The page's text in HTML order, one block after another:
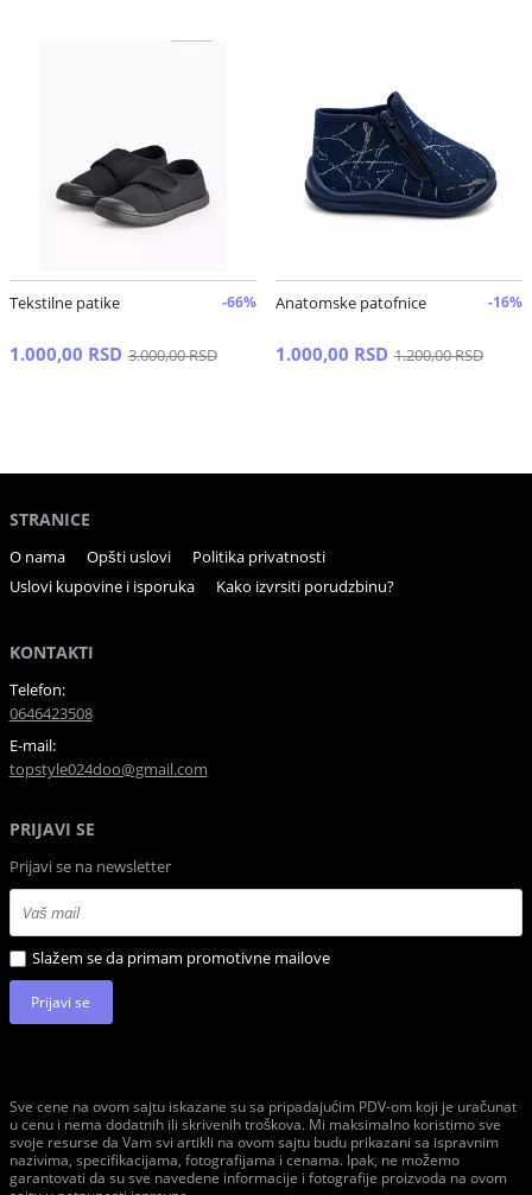
Tekstilne patike -66%
1.000,00 RSD 3.000,00 RSD
Anatomske patofnice -16%
1.000,00 RSD 1.200,00 RSD
STRANICE
O nama Opšti uslovi
Politika privatnosti
Uslovi kupovine i isporuka
Kako izvrsiti porudzbinu?
KONTAKTI
Telefon:
0646423508
E-mail:
topstyle024doo@gmail.com
PRIJAVI SE
Prijavi se na newsletter
Slažem se da primam promotivne mailove
Prijavi se
Sve cene na ovom sajtu iskazane su sa pripadajućim PDV-om koji je uračunat
u cenu i nema dodatnih ili skrivenih troškova. Mi maksimalno koristimo sve
svoje resurse da Vam svi artikli na ovom sajtu budu prikazani sa ispravnim
nazivima, specifikacijama, fotografijama i cenama. Ipak, ne možemo
garantovati da su sve navedene informacije i fotografije proizvoda na ovom